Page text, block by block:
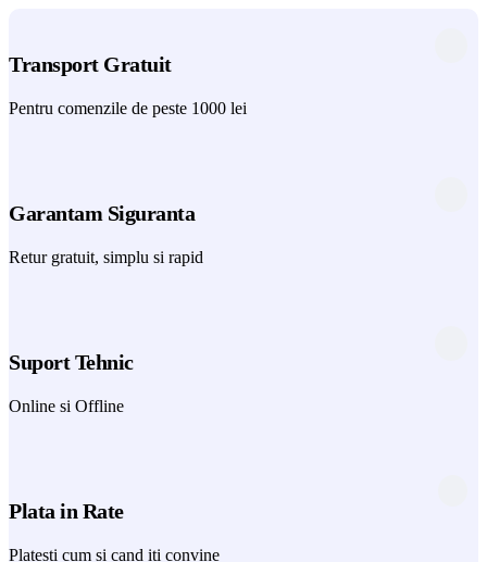
Transport Gratuit
Pentru comenzile de peste 1000 lei
Garantam Siguranta
Retur gratuit, simplu si rapid
Suport Tehnic
Online si Offline
Plata in Rate
Platesti cum si cand iti convine